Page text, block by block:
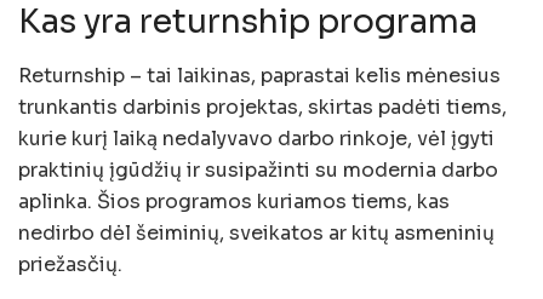
Kas yra returnship programa
Returnship – tai laikinas, paprastai kelis mėnesius
trunkantis darbinis projektas, skirtas padėti tiems,
kurie kurį laiką nedalyvavo darbo rinkoje, vėl įgyti
praktinių įgūdžių ir susipažinti su modernia darbo
aplinka. Šios programos kuriamos tiems, kas
nedirbo dėl šeiminių, sveikatos ar kitų asmeninių
priežasčių.